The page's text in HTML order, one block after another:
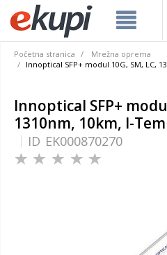
Početna stranica
Mrežna oprema
Innoptical SFP+ modul 10G, SM, LC,
Innoptical SFP+
1310nm, 10km, I-
ID EK000870270